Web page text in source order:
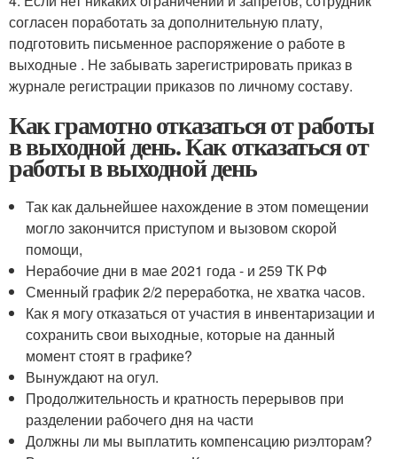
согласен поработать за дополнительную плату,
подготовить письменное распоряжение о работе в
выходные . Не забывать зарегистрировать приказ в
журнале регистрации приказов по личному составу.
Как грамотно отказаться от работы
в выходной день. Как отказаться от
работы в выходной день
Так как дальнейшее нахождение в этом помещении
могло закончится приступом и вызовом скорой
помощи,
Нерабочие дни в мае 2021 года - и 259 ТК РФ
Сменный график 2/2 переработка, не хватка часов.
Как я могу отказаться от участия в инвентаризации и
сохранить свои выходные, которые на данный
момент стоят в графике?
Вынуждают на огул.
Продолжительность и кратность перерывов при
разделении рабочего дня на части
Должны ли мы выплатить компенсацию риэлторам?